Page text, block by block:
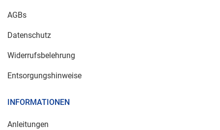
AGBs
Datenschutz
Widerrufsbelehrung
Entsorgungshinweise
INFORMATIONEN
Anleitungen